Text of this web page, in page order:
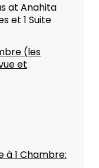
at Anahita
et 1 Suite
(les
et
à 1 Chambre: